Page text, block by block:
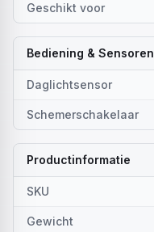
Geschikt voor
Bediening & Sensoren
Daglichtsensor
Schemerschakelaar
Productinformatie
SKU
Gewicht